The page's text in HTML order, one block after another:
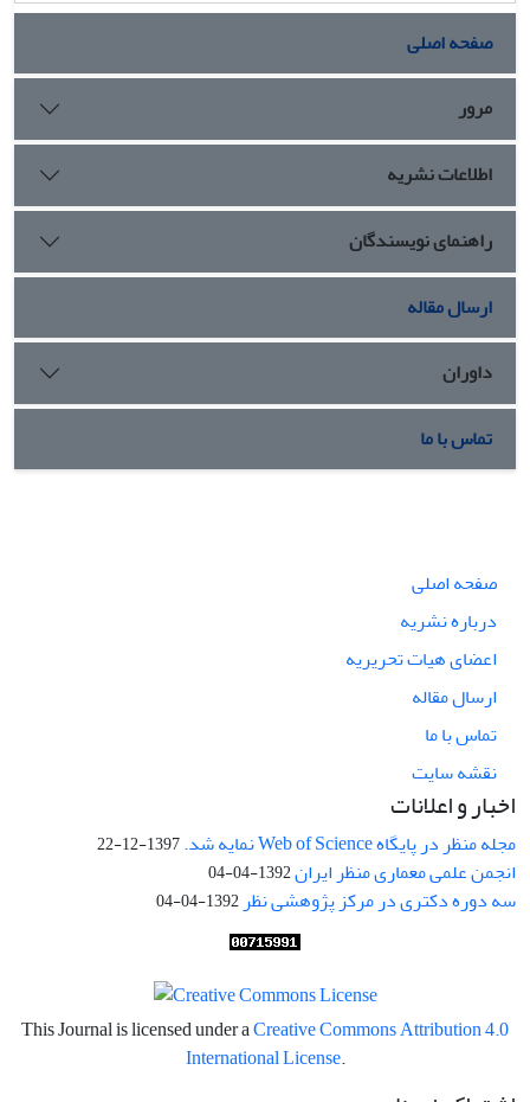
صفحه اصلی
مرور
اطلاعات نشریه
راهنمای نویسندگان
ارسال مقاله
داوران
تماس با ما
صفحه اصلی
درباره نشریه
اعضای هیات تحریریه
ارسال مقاله
تماس با ما
نقشه سایت
اخبار و اعلانات
مجله منظر در پایگاه Web of Science نمایه شد. 1397-12-22
انجمن علمی معماری منظر ایران1392-04-04
سه دوره دکتری در مرکز پژوهشی نظر 1392-04-04
This Journal is licensed under aCreative Commons Attribution 4.0
International License.